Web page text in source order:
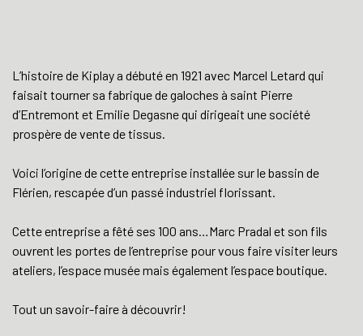
L’histoire de Kiplay a débuté en 1921 avec Marcel Letard qui
faisait tourner sa fabrique de galoches à saint Pierre
d’Entremont et Emilie Degasne qui dirigeait une société
prospère de vente de tissus.
Voici l’origine de cette entreprise installée sur le bassin de
Flérien, rescapée d’un passé industriel florissant.
Cette entreprise a fêté ses 100 ans…Marc Pradal et son fils
ouvrent les portes de l’entreprise pour vous faire visiter leurs
ateliers, l’espace musée mais également l’espace boutique.
Tout un savoir-faire à découvrir!